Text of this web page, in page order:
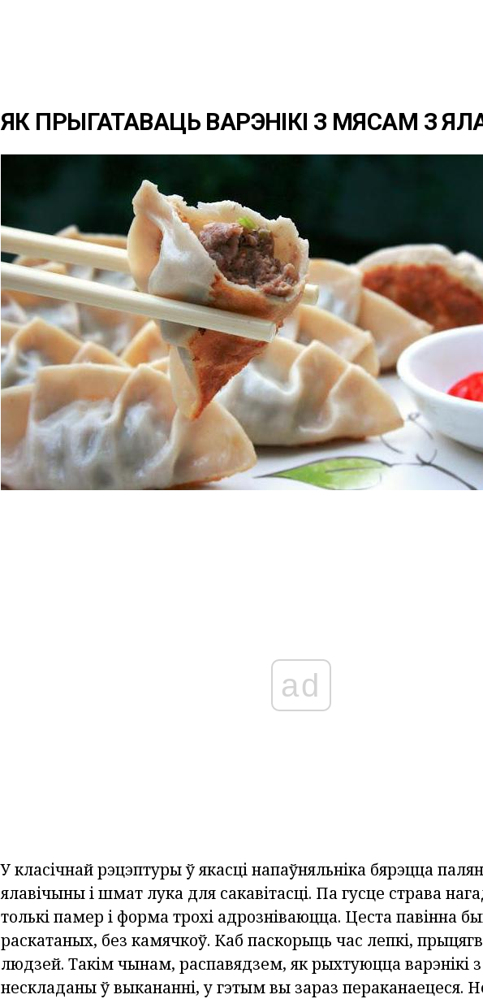
ЯК ПРЫГАТАВАЦЬ ВАРЭНІКІ З МЯСАМ З
ad
У класічнай рэцэптуры ў якасці напаўняльніка бярэцца
ялавічыны і шмат лука для сакавітасці. Па гусце страва
толькі памер і форма трохі адрозніваюцца. Цеста павінна
раскатаных, без камячкоў. Каб паскорыць час лепкі,
людзей. Такім чынам, распавядзем, як рыхтуюцца варэнікі
нескладаны ў выкананні, у гэтым вы зараз пераканаецеся.